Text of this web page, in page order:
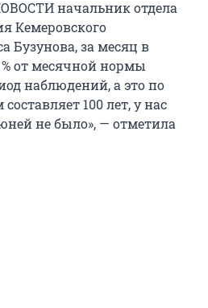
начальник отдела
Кемеровского
Бузунова, за месяц в
от месячной нормы
наблюдений, а это по
100 лет, у нас
не было», — отметила